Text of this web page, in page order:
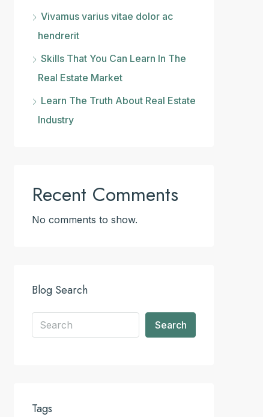
Vivamus varius vitae dolor ac
hendrerit
Skills That You Can Learn In The
Real Estate Market
Learn The Truth About Real Estate
Industry
Recent Comments
No comments to show.
Blog Search
Search
Tags